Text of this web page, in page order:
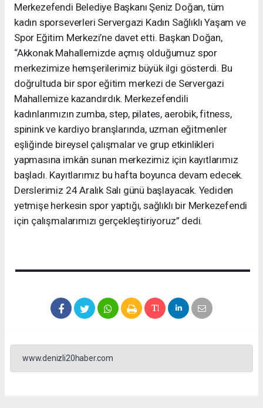
Merkezefendi Belediye Başkanı Şeniz Doğan, tüm
kadın sporseverleri Servergazi Kadın Sağlıklı Yaşam ve
Spor Eğitim Merkezi’ne davet etti. Başkan Doğan,
“Akkonak Mahallemizde açmış olduğumuz spor
merkezimize hemşerilerimiz büyük ilgi gösterdi. Bu
doğrultuda bir spor eğitim merkezi de Servergazi
Mahallemize kazandırdık. Merkezefendili
kadınlarımızın zumba, step, pilates, aerobik, fitness,
spinink ve kardiyo branşlarında, uzman eğitmenler
eşliğinde bireysel çalışmalar ve grup etkinlikleri
yapmasına imkân sunan merkezimiz için kayıtlarımız
başladı. Kayıtlarımız bu hafta boyunca devam edecek.
Derslerimiz 24 Aralık Salı günü başlayacak. Yediden
yetmişe herkesin spor yaptığı, sağlıklı bir Merkezefendi
için çalışmalarımızı gerçekleştiriyoruz” dedi.
www.denizli20haber.com